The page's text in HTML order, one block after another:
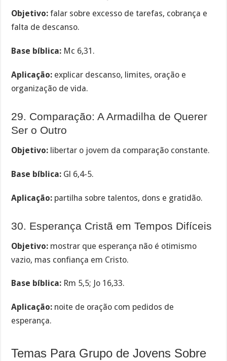
Objetivo: falar sobre excesso de tarefas, cobrança e
falta de descanso.
Base bíblica: Mc 6,31.
Aplicação: explicar descanso, limites, oração e
organização de vida.
29. Comparação: A Armadilha de Querer
Ser o Outro
Objetivo: libertar o jovem da comparação constante.
Base bíblica: Gl 6,4-5.
Aplicação: partilha sobre talentos, dons e gratidão.
30. Esperança Cristã em Tempos Difíceis
Objetivo: mostrar que esperança não é otimismo
vazio, mas confiança em Cristo.
Base bíblica: Rm 5,5; Jo 16,33.
Aplicação: noite de oração com pedidos de
esperança.
Temas Para Grupo de Jovens Sobre